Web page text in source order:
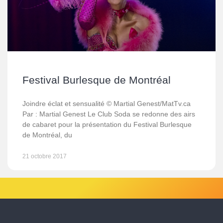
Festival Burlesque de Montréal
Joindre éclat et sensualité © Martial Genest/MatTv.ca
Par : Martial Genest Le Club Soda se redonne des airs
de cabaret pour la présentation du Festival Burlesque
de Montréal, du
21 octobre 2017